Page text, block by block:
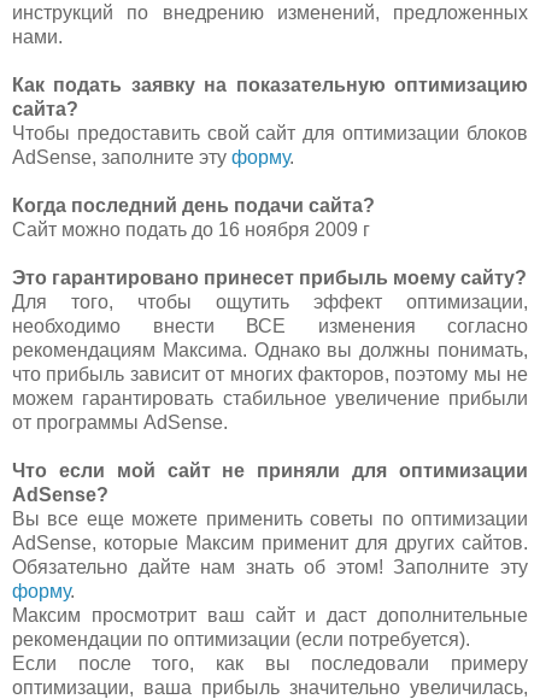
инструкций по внедрению изменений, предложенных
нами.
Как подать заявку на показательную оптимизацию
сайта?
Чтобы предоставить свой сайт для оптимизации блоков
AdSense, заполните эту форму.
Когда последний день подачи сайта?
Сайт можно подать до 16 ноября 2009 г
Это гарантировано принесет прибыль моему сайту?
Для того, чтобы ощутить эффект оптимизации,
необходимо внести ВСЕ изменения согласно
рекомендациям Максима. Однако вы должны понимать,
что прибыль зависит от многих факторов, поэтому мы не
можем гарантировать стабильное увеличение прибыли
от программы AdSense.
Что если мой сайт не приняли для оптимизации
AdSense?
Вы все еще можете применить советы по оптимизации
AdSense, которые Максим применит для других сайтов.
Обязательно дайте нам знать об этом! Заполните эту
форму.
Максим просмотрит ваш сайт и даст дополнительные
рекомендации по оптимизации (если потребуется).
Если после того, как вы последовали примеру
оптимизации, ваша прибыль значительно увеличилась,